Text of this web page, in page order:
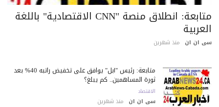
متابعة: انطلاق منصة "CNN الاقتصادية" باللغة
ان ان منذ شهرين
متابعة: رئيس "آبل" يوافق على تخفيض راتبه 40% بعد
ثورة المساهمين.. كم يبلغ؟
الاقتصاد
سى ان ان منذ شهرين